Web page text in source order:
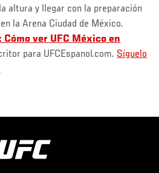
altura y llegar con la preparación
la Arena Ciudad de México.
ver UFC México en
para UFCEspanol.com. Síguelo